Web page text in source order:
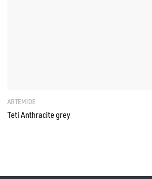
ARTEMIDE
Teti Anthracite grey